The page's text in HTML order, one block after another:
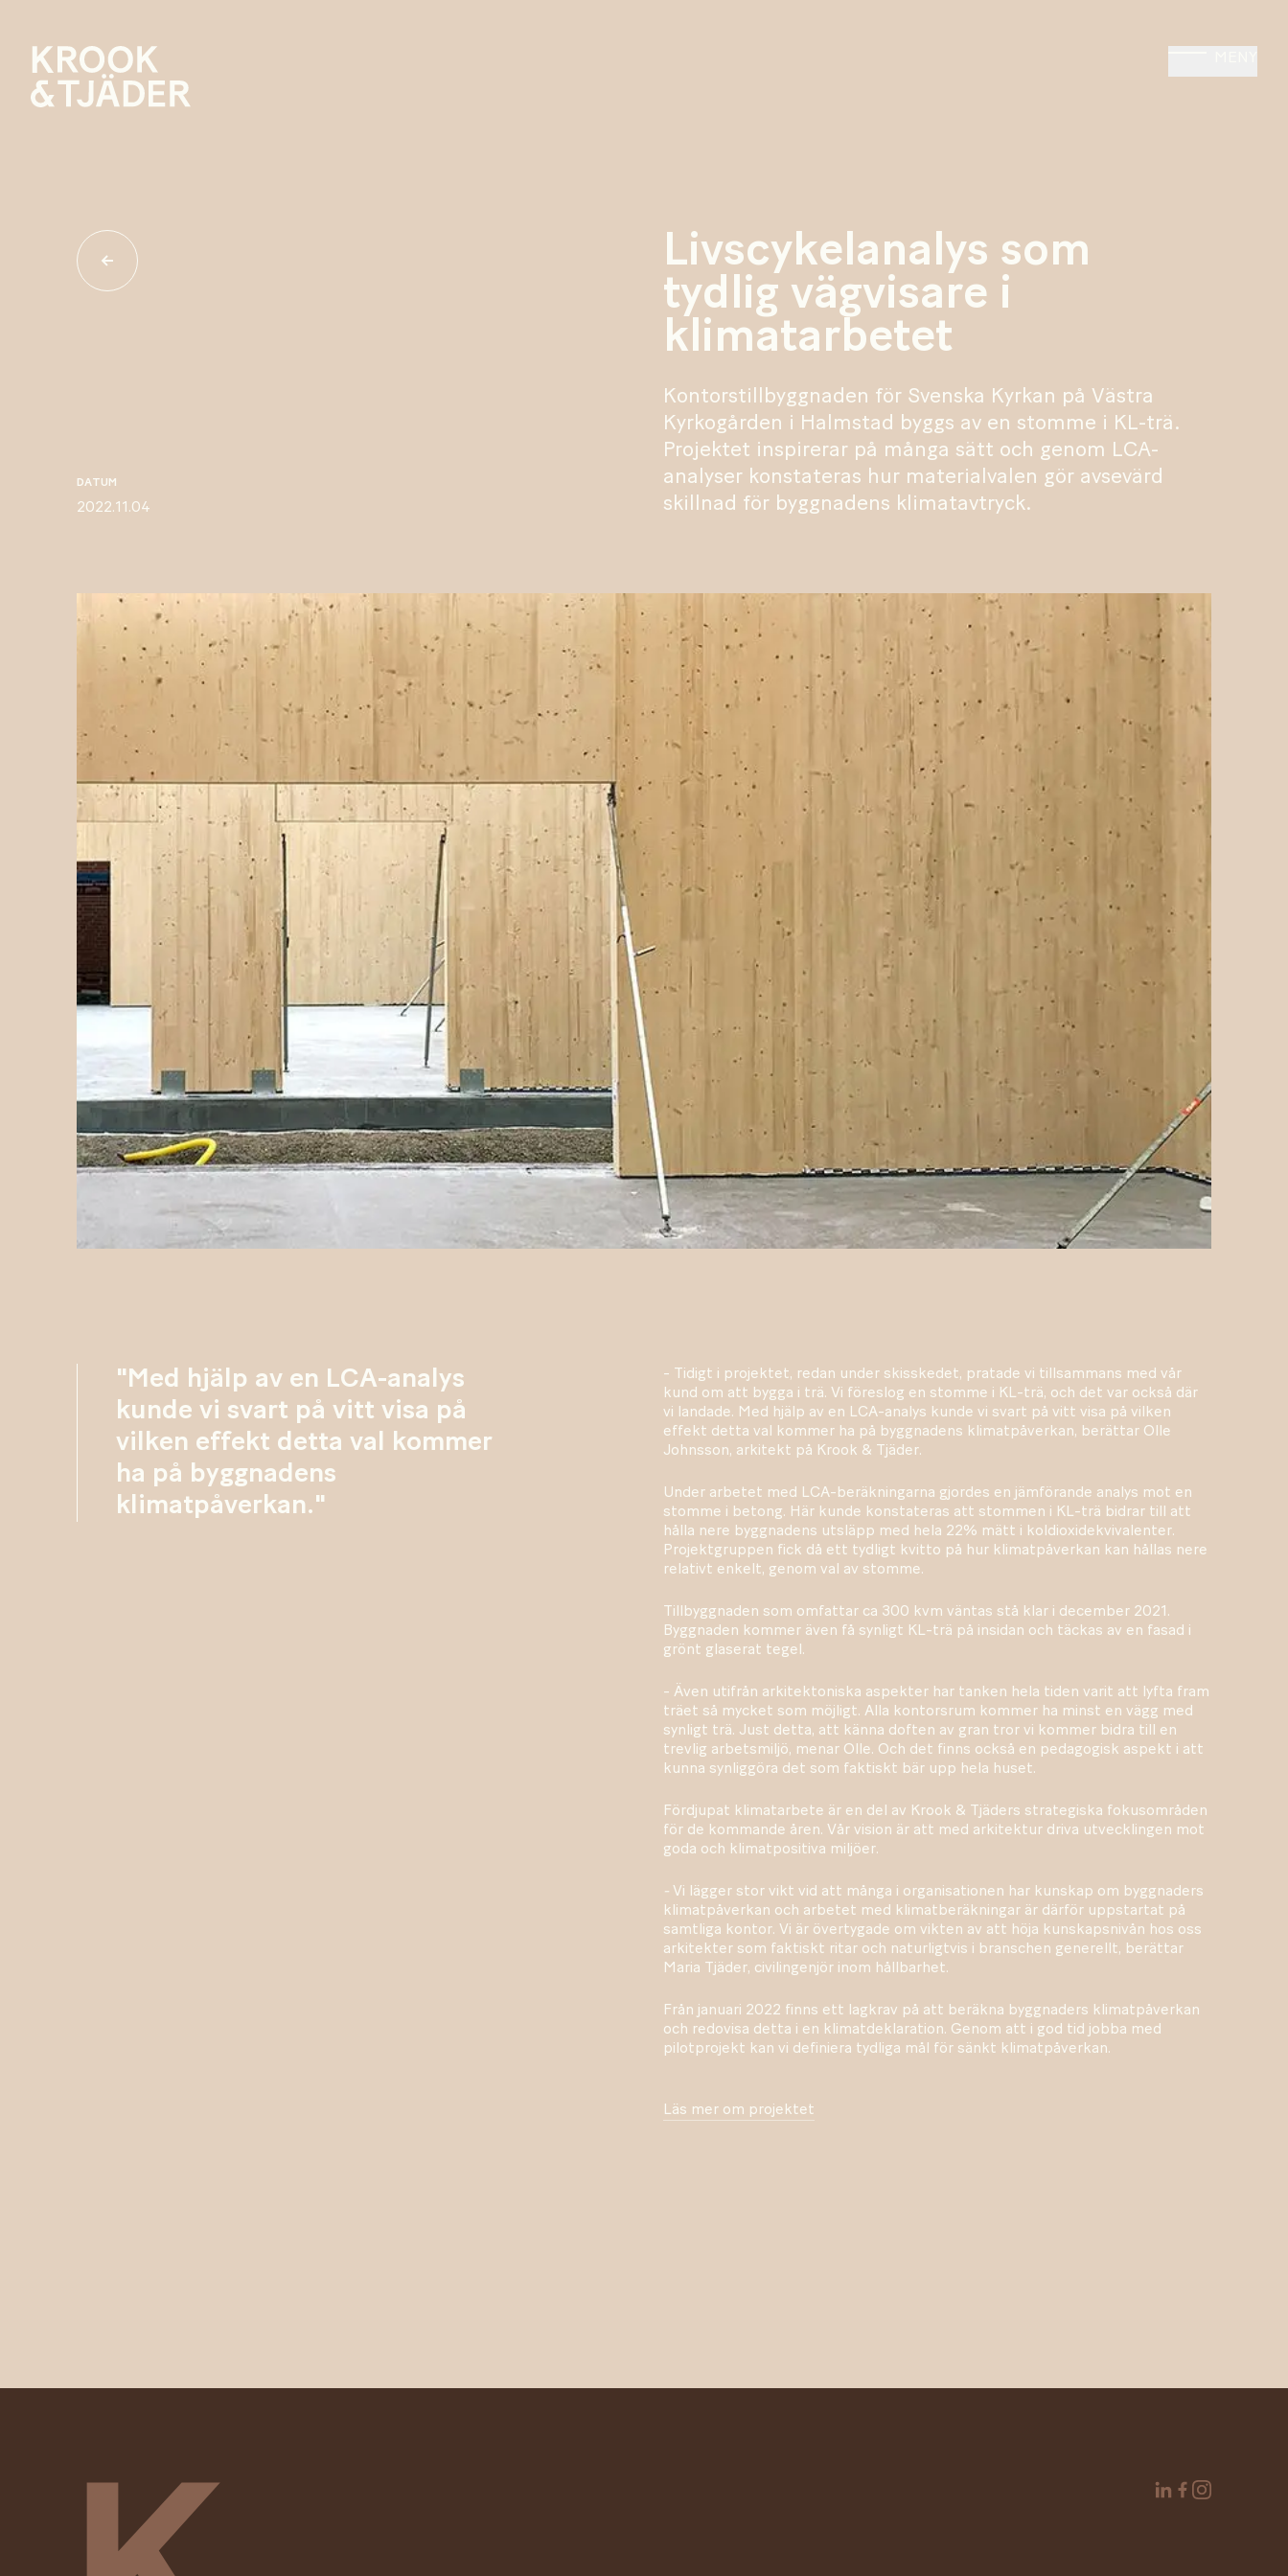
Livscykelanalys som
tydlig vägvisare i
klimatarbetet
DATUM
2022.11.04
Kontorstillbyggnaden för Svenska Kyrkan på Västra
Kyrkogården i Halmstad byggs av en stomme i KL-trä.
Projektet inspirerar på många sätt och genom LCA-
analyser konstateras hur materialvalen gör avsevärd
skillnad för byggnadens klimatavtryck.
"Med hjälp av en LCA-analys
kunde vi svart på vitt visa på
vilken effekt detta val kommer
ha på byggnadens
klimatpåverkan."
- Tidigt i projektet, redan under skisskedet, pratade vi tillsammans med vår
kund om att bygga i trä. Vi föreslog en stomme i KL-trä, och det var också där
vi landade. Med hjälp av en LCA-analys kunde vi svart på vitt visa på vilken
effekt detta val kommer ha på byggnadens klimatpåverkan, berättar Olle
Johnsson, arkitekt på Krook & Tjäder.
Under arbetet med LCA-beräkningarna gjordes en jämförande analys mot en
stomme i betong. Här kunde konstateras att stommen i KL-trä bidrar till att
hålla nere byggnadens utsläpp med hela 22% mätt i koldioxidekvivalenter.
Projektgruppen fick då ett tydligt kvitto på hur klimatpåverkan kan hållas nere
relativt enkelt, genom val av stomme.
Tillbyggnaden som omfattar ca 300 kvm väntas stå klar i december 2021.
Byggnaden kommer även få synligt KL-trä på insidan och täckas av en fasad i
grönt glaserat tegel.
- Även utifrån arkitektoniska aspekter har tanken hela tiden varit att lyfta fram
träet så mycket som möjligt. Alla kontorsrum kommer ha minst en vägg med
synligt trä. Just detta, att känna doften av gran tror vi kommer bidra till en
trevlig arbetsmiljö, menar Olle. Och det finns också en pedagogisk aspekt i att
kunna synliggöra det som faktiskt bär upp hela huset.
Fördjupat klimatarbete är en del av Krook & Tjäders strategiska fokusområden
för de kommande åren. Vår vision är att med arkitektur driva utvecklingen mot
goda och klimatpositiva miljöer.
- Vi lägger stor vikt vid att många i organisationen har kunskap om byggnaders
klimatpåverkan och arbetet med klimatberäkningar är därför uppstartat på
samtliga kontor. Vi är övertygade om vikten av att höja kunskapsnivån hos oss
arkitekter som faktiskt ritar och naturligtvis i branschen generellt, berättar
Maria Tjäder, civilingenjör inom hållbarhet.
Från januari 2022 finns ett lagkrav på att beräkna byggnaders klimatpåverkan
och redovisa detta i en klimatdeklaration. Genom att i god tid jobba med
pilotprojekt kan vi definiera tydliga mål för sänkt klimatpåverkan.
Läs mer om projektet